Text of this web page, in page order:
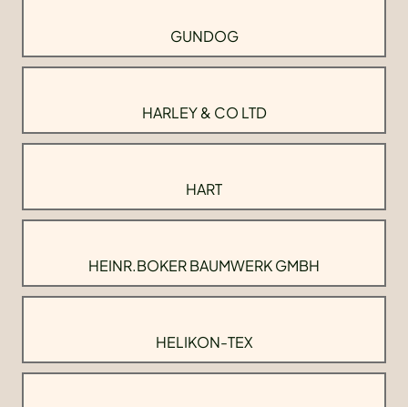
GUNDOG
HARLEY & CO LTD
HART
HEINR.BOKER BAUMWERK GMBH
HELIKON-TEX